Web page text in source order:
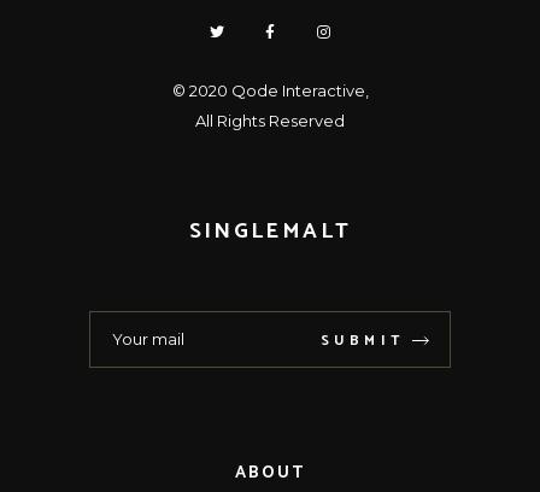
© 2020 Qode Interactive
All Rights Reserved
SINGLEMALT
SUBMIT
ABOUT